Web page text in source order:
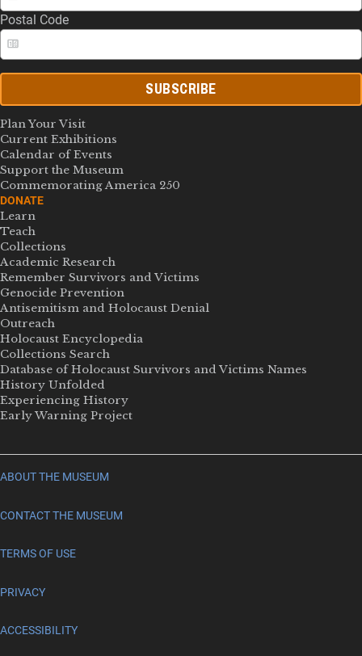
Postal Code
SUBSCRIBE
Plan Your Visit
Current Exhibitions
Calendar of Events
Support the Museum
Commemorating America 250
DONATE
Learn
Teach
Collections
Academic Research
Remember Survivors and Victims
Genocide Prevention
Antisemitism and Holocaust Denial
Outreach
Holocaust Encyclopedia
Collections Search
Database of Holocaust Survivors and Victims Names
History Unfolded
Experiencing History
Early Warning Project
ABOUT THE MUSEUM
CONTACT THE MUSEUM
TERMS OF USE
PRIVACY
ACCESSIBILITY